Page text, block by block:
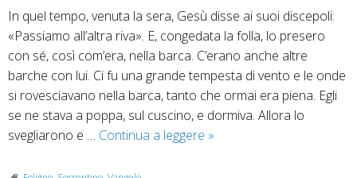
In quel tempo, venuta la sera, Gesù disse ai suoi discepoli:
«Passiamo all’altra riva». E, congedata la folla, lo presero
con sé, così com’era, nella barca. C’erano anche altre
barche con lui. Ci fu una grande tempesta di vento e le onde
si rovesciavano nella barca, tanto che ormai era piena. Egli
se ne stava a poppa, sul cuscino, e dormiva. Allora lo
svegliarono e … Continua a leggere Domenica
»